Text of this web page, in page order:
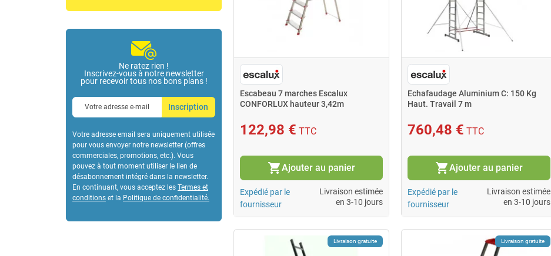
Ne ratez rien !
Inscrivez-vous à notre newsletter
pour recevoir tous nos bons plans !
Inscription
Votre adresse email sera uniquement utilisée
pour vous envoyer notre newsletter (offres
commerciales, promotions, etc.). Vous
pouvez à tout moment utiliser le lien de
désabonnement intégré dans la newsletter.
En continuant, vous acceptez les Termes et
conditions et la Politique de confidentialité.
Escabeau 7 marches Escalux
CONFORLUX hauteur 3,42m
122,98 € TTC
shopping_cartAjouter au panier
Expédié par le
fournisseur
Livraison estimée
en 3-10 jours
Echafaudage Aluminium C: 150 Kg
Haut. Travail 7 m
760,48 € TTC
shopping_cartAjouter au panier
Expédié par le
fournisseur
Livraison estimée
en 3-10 jours
Livraison gratuite Livraison gratuite